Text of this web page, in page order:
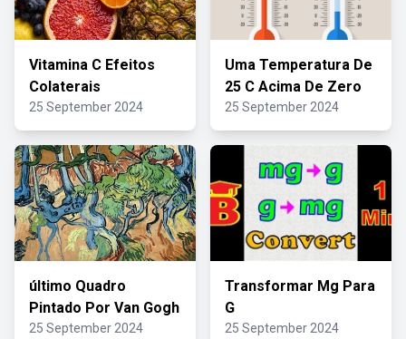
Vitamina C Efeitos
Colaterais
25 September 2024
Uma Temperatura De
25 C Acima De Zero
25 September 2024
último Quadro
Pintado Por Van Gogh
25 September 2024
Transformar Mg Para
G
25 September 2024